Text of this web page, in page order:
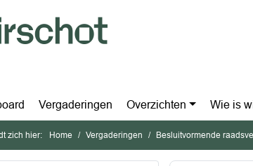
pagina
Vergaderingen Overzichten Wie is
zich hier: Home Vergaderingen Besluitvormende